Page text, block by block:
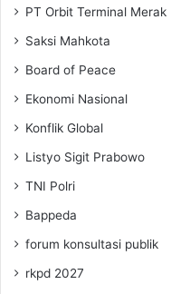
PT Orbit Terminal Merak
Saksi Mahkota
Board of Peace
Ekonomi Nasional
Konflik Global
Listyo Sigit Prabowo
TNI Polri
Bappeda
forum konsultasi publik
rkpd 2027